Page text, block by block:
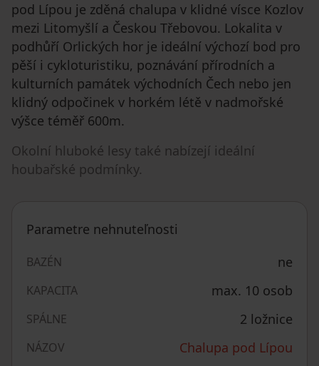
pod Lípou je zděná chalupa v klidné vísce Kozlov
mezi Litomyšlí a Českou Třebovou. Lokalita v
podhůří Orlických hor je ideální výchozí bod pro
pěší i cykloturistiku, poznávání přírodních a
kulturních památek východních Čech nebo jen
klidný odpočinek v horkém létě v nadmořské
výšce téměř 600m.
Okolní hluboké lesy také nabízejí ideální
houbařské podmínky.
Parametre nehnuteľnosti
BAZÉN ne
KAPACITA max. 10 osob
SPÁLNE 2 ložnice
NÁZOV Chalupa pod Lípou